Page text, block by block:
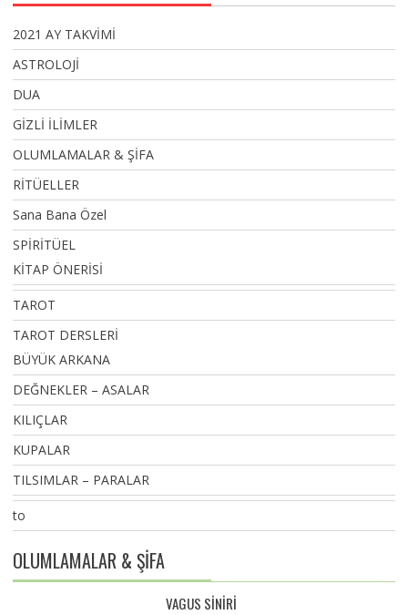
2021 AY TAKVİMİ
ASTROLOJİ
DUA
GİZLİ İLİMLER
OLUMLAMALAR & ŞİFA
RİTÜELLER
Sana Bana Özel
SPİRİTÜEL
KİTAP ÖNERİSİ
TAROT
TAROT DERSLERİ
BÜYÜK ARKANA
DEĞNEKLER – ASALAR
KILIÇLAR
KUPALAR
TILSIMLAR – PARALAR
to
OLUMLAMALAR & ŞİFA
VAGUS SINIRI